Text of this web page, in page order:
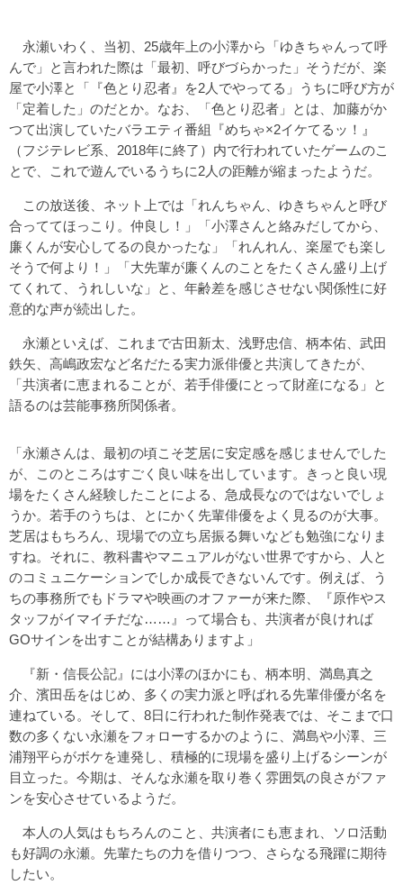
永瀬いわく、当初、25歳年上の小澤から「ゆきちゃんって呼
んで」と言われた際は「最初、呼びづらかった」そうだが、楽
屋で小澤と「『色とり忍者』を2人でやってる」うちに呼び方が
「定着した」のだとか。なお、「色とり忍者」とは、加藤がか
つて出演していたバラエティ番組『めちゃ×2イケてるッ！』
（フジテレビ系、2018年に終了）内で行われていたゲームのこ
とで、これで遊んでいるうちに2人の距離が縮まったようだ。
この放送後、ネット上では「れんちゃん、ゆきちゃんと呼び
合っててほっこり。仲良し！」「小澤さんと絡みだしてから、
廉くんが安心してるの良かったな」「れんれん、楽屋でも楽し
そうで何より！」「大先輩が廉くんのことをたくさん盛り上げ
てくれて、うれしいな」と、年齢差を感じさせない関係性に好
意的な声が続出した。
永瀬といえば、これまで古田新太、浅野忠信、柄本佑、武田
鉄矢、高嶋政宏など名だたる実力派俳優と共演してきたが、
「共演者に恵まれることが、若手俳優にとって財産になる」と
語るのは芸能事務所関係者。
「永瀬さんは、最初の頃こそ芝居に安定感を感じませんでした
が、このところはすごく良い味を出しています。きっと良い現
場をたくさん経験したことによる、急成長なのではないでしょ
うか。若手のうちは、とにかく先輩俳優をよく見るのが大事。
芝居はもちろん、現場での立ち居振る舞いなども勉強になりま
すね。それに、教科書やマニュアルがない世界ですから、人と
のコミュニケーションでしか成長できないんです。例えば、う
ちの事務所でもドラマや映画のオファーが来た際、『原作やス
タッフがイマイチだな……』って場合も、共演者が良ければ
GOサインを出すことが結構ありますよ」
『新・信長公記』には小澤のほかにも、柄本明、満島真之
介、濱田岳をはじめ、多くの実力派と呼ばれる先輩俳優が名を
連ねている。そして、8日に行われた制作発表では、そこまで口
数の多くない永瀬をフォローするかのように、満島や小澤、三
浦翔平らがボケを連発し、積極的に現場を盛り上げるシーンが
目立った。今期は、そんな永瀬を取り巻く雰囲気の良さがファ
ンを安心させているようだ。
本人の人気はもちろんのこと、共演者にも恵まれ、ソロ活動
も好調の永瀬。先輩たちの力を借りつつ、さらなる飛躍に期待
したい。